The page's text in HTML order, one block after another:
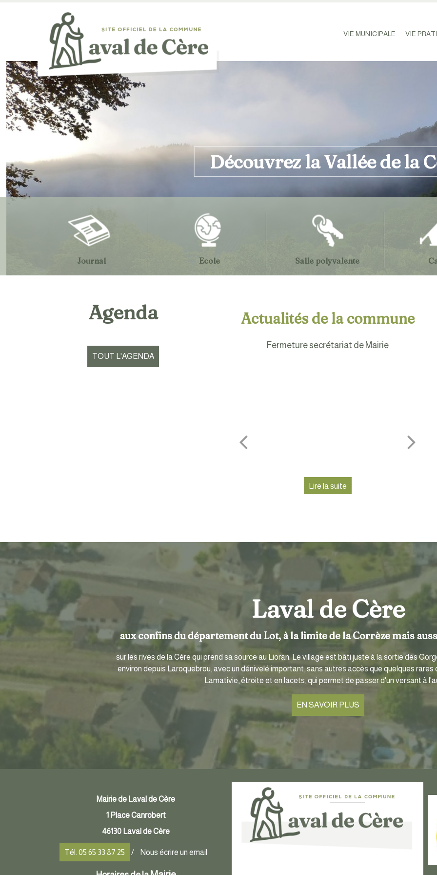
VIE MUNICIPALE VIE
Le Paradis des
Découvrez la Vallée de la
...et de la faune locale
Journal Ecole Salle polyvalente
Agenda
TOUT L'AGENDA
Actualités de la commune
Fermeture secrétariat de Mairie
Laval de Cère
aux confins du département du Lot, à la limite de la Corrèze mais
sur les rives de la Cère qui prend sa source au Lioran. Le village est bâti juste à la sortie des
environ depuis Laroquebrou, avec un dénivelé important, sans autres accès que quelques
Lamativie, étroite et en lacets, qui permet de passer d'un versant à
EN SAVOIR PLUS
Mairie de Laval de Cère
1 Place Canrobert
46130 Laval de Cère
Tél. 05 65 33 87 25 / Nous écrire un email